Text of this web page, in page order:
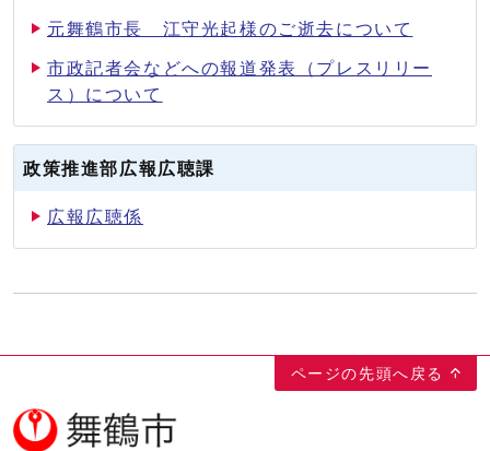
元舞鶴市長 江守光起様のご逝去について
市政記者会などへの報道発表（プレスリリー
ス）について
政策推進部広報広聴課
広報広聴係
ページの先頭へ戻る